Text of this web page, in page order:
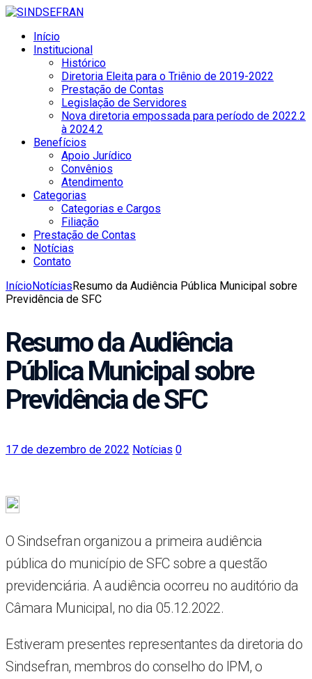
Início
Institucional
Histórico
Diretoria Eleita para o Triênio de 2019-2022
Prestação de Contas
Legislação de Servidores
Nova diretoria empossada para período de 2022.2
à 2024.2
Benefícios
Apoio Jurídico
Convênios
Atendimento
Categorias
Categorias e Cargos
Filiação
Prestação de Contas
Notícias
Contato
InícioNotíciasResumo da Audiência Pública Municipal sobre
Previdência de SFC
Resumo da Audiência
Pública Municipal sobre
Previdência de SFC
17 de dezembro de 2022 Notícias 0
O Sindsefran organizou a primeira audiência
pública do município de SFC sobre a questão
previdenciária. A audiência ocorreu no auditório da
Câmara Municipal, no dia 05.12.2022.
Estiveram presentes representantes da diretoria do
Sindsefran, membros do conselho do IPM, o